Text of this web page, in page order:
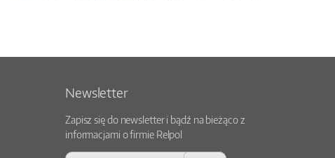
Newsletter
Zapisz się do newsletter i bądź na bieżąco z
informacjami o firmie Relpol